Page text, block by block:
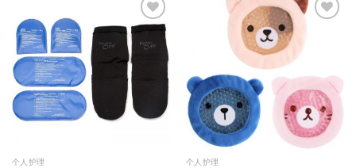
Add to
wishlist
个人护理 个人护理